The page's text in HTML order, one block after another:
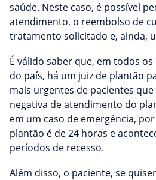
saúde. Neste caso, é possível
atendimento, o reembolso de
tratamento solicitado e, ainda,
É válido saber que, em todos
do país, há um juiz de plantão
mais urgentes de pacientes
negativa de atendimento do
em um caso de emergência,
plantão é de 24 horas e
períodos de recesso.
Além disso, o paciente, se